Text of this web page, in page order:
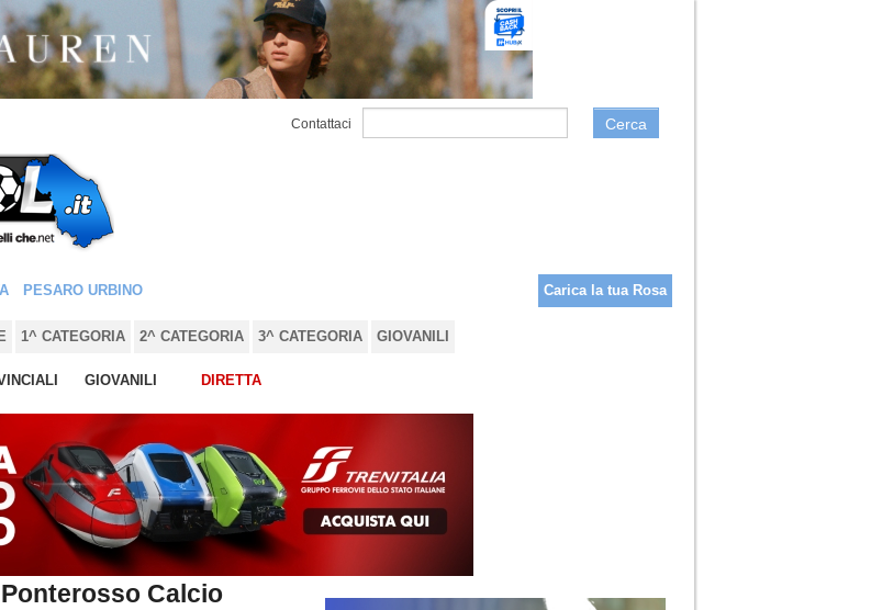
Contattaci Cerca
PESARO URBINO Carica la tua Rosa
1^ CATEGORIA 2^ CATEGORIA 3^ CATEGORIA GIOVANILI
GIOVANILI DIRETTA
Calcio